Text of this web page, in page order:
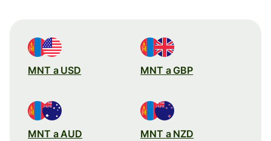
MNT a USD MNT a GBP
MNT a AUD MNT a NZD